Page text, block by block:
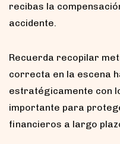
recibas la
accidente.
Recuerda recopilar
correcta en la escena
estratégicamente con
importante para
financieros a largo